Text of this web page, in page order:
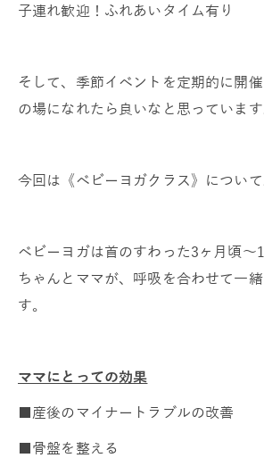
子連れ歓迎！ふれあいタイム有り
そして、季節イベントを定期的に開
の場になれたら良いなと思っています
今回は《ベビーヨガクラス》について
ベビーヨガは首のすわった3ヶ月頃～
ちゃんとママが、呼吸を合わせて一
す。
ママにとっての効果
■産後のマイナートラブルの改善
■骨盤を整える